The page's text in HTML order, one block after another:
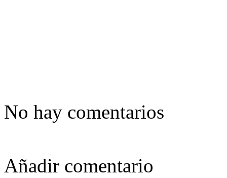
No hay comentarios
Añadir comentario